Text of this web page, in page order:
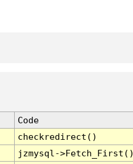
Code
checkredirect()
jzmysql-